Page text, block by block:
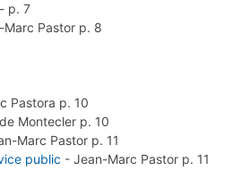
- p. 7
Marc Pastor p. 8
Pastora p. 10
Montecler p. 10
Marc Pastor p. 11
public -Jean-Marc Pastor p. 11